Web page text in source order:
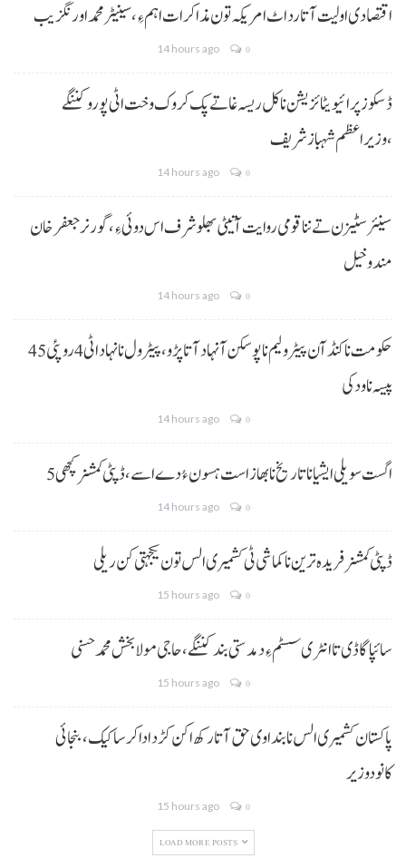
اقتصادی اولیت آتا رد اٹ امریکہ تون مذاکرات اہم ءِ،سینیٹر محمد اورنگزیب
14 hours ago 0
ڈسکوز پرائیویٹائزیشن نا کل ریسہ غاتے پک کروک وخت اٹی پورو کننگے
،وزیراعظم شہباز شریف
14 hours ago 0
سینئر سٹیزن تے ننا قومی روایت آتیٹی بھلو شرف اس دوئی ءِ،گورنر جعفرخان
مندوخیل
14 hours ago 0
حکومت نا کنڈ آن پیٹرولیم نا پوسکن آ نہاد آتا پڑو،پیٹرول نا نہاد اٹی 4 روپئی 45
پیسہ نا ودکی
14 hours ago 0
5 اگست سویلی ایشیا نا تاریخ نا بھاز است ہسون ءُ دے اسے،ڈپٹی کمشنر کچھی
14 hours ago 0
ڈپٹی کمشنر فریدہ ترین نا کماشی ٹی کشمیری الس تون یکجہتی کن ریلی
15 hours ago 0
سائپا گاڈی تا انٹری سسٹم ءِ دمدستی بند کننگے، حاجی مولا بخش محمد حسنی
15 hours ago 0
پاکستان کشمیری الس نا بنداوی حق آتا رکھ اکن کڑد ادا کرسا کیک ،بنجائی
کانودوزیر
15 hours ago 0
LOAD MORE POSTS